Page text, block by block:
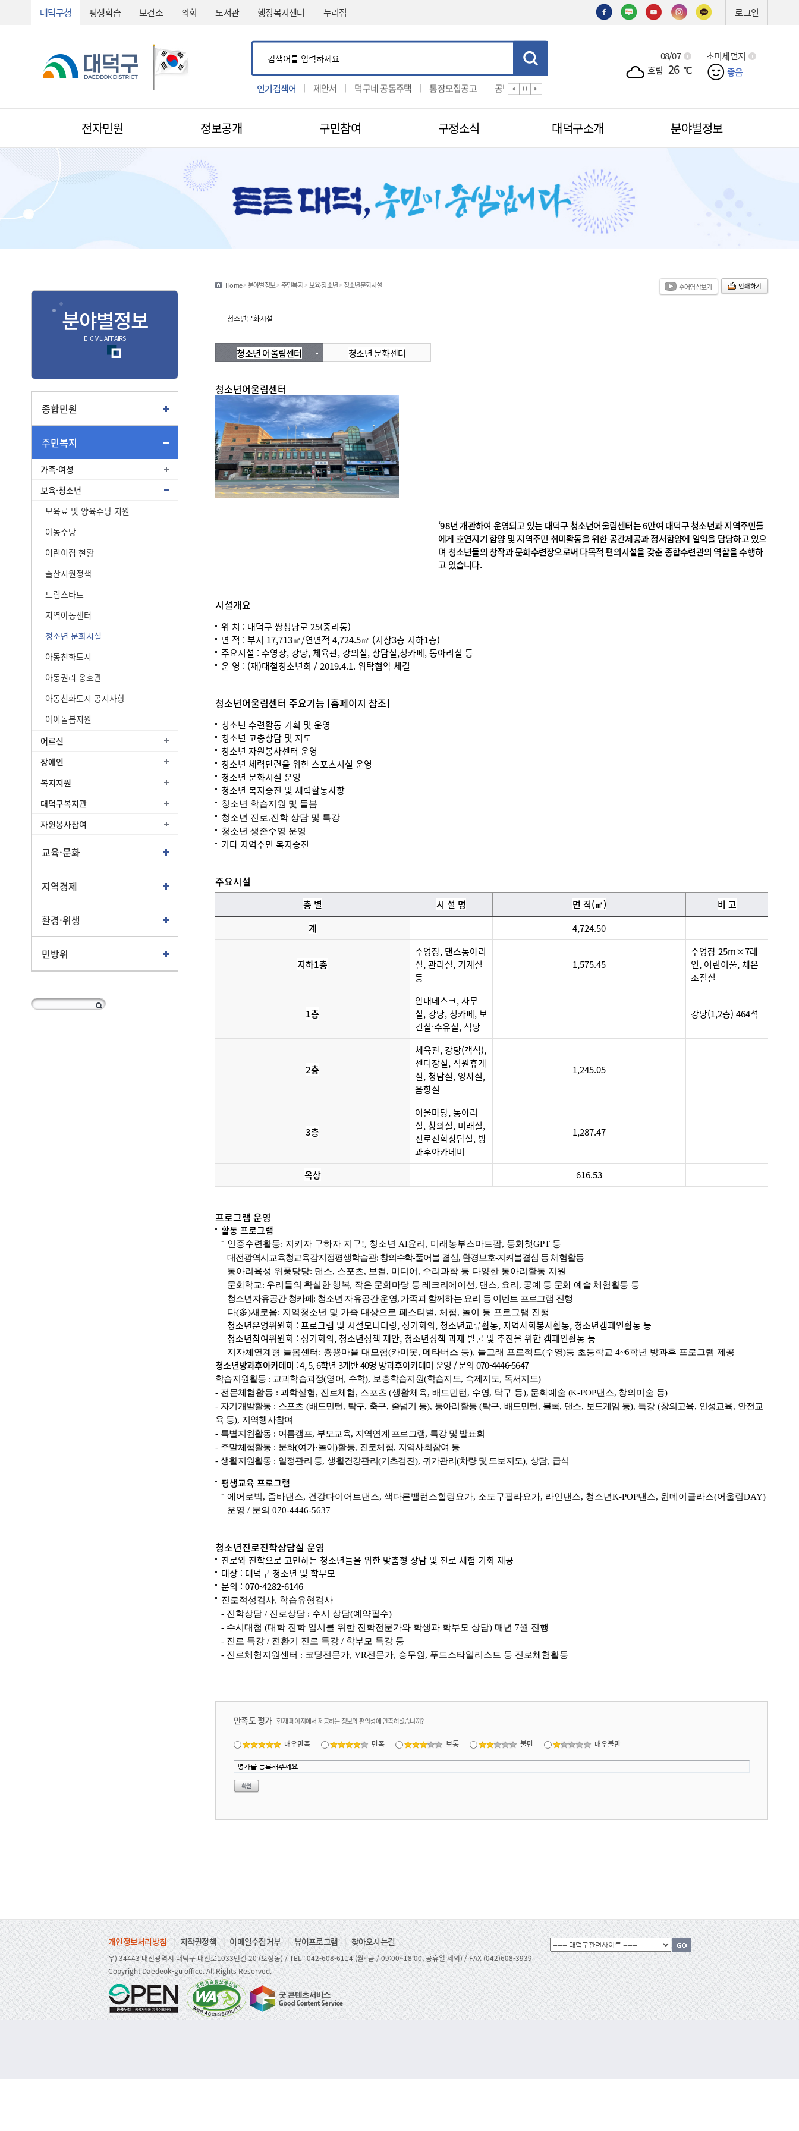
대덕구청 평생학습 보건소 의회 도서관 행정복지센터 누리집 로그인
인기검색어
예산서 입찰 제안서 덕구네 공동주택 통장모집공고 공법선정
08/07
흐림 26 ℃
초미세먼지
좋음
전자민원
전자민원
민원신청
1:1 민원신청
공직자비리신고
지방규제신고센터
민원편람/서식
온라인민원발급
안전신문고
적극행정
제도소개
법원전용 통합무인민원발급기
종합민원
종합민원안내
부동산
교통
정보공개 구민참여 구정소식 대덕구소개 분야별정보
분야별정보
E- CIVIL AFFAIRS
종합민원
주민복지
가족·여성
보육·청소년
보육료 및 양육수당 지원
아동수당
어린이집 현황
출산지원정책
드림스타트
지역아동센터
청소년 문화시설
아동친화도시
아동권리 옹호관
아동친화도시 공지사항
아이돌봄지원
어르신
장애인
복지지원
대덕구복지관
자원봉사참여
교육·문화
지역경제
환경·위생
민방위
Home>분야별정보>주민복지>보육·청소년>청소년문화시설 인쇄하기
수어영상보기
청소년문화시설
청소년 어울림센터 청소년 문화센터
청소년어울림센터
‘98년 개관하여 운영되고 있는 대덕구 청소년어울림센터는 6만여 대덕구 청소년과 지역주민들
에게 호연지기 함양 및 지역주민 취미활동을 위한 공간제공과 정서함양에 일익을 담당하고 있으
며 청소년들의 창작과 문화수련장으로써 다목적 편의시설을 갖춘 종합수련관의 역할을 수행하
고 있습니다.
시설개요
위 치 : 대덕구 쌍청당로 25(중리동)
면 적 : 부지 17,713㎡/연면적 4,724.5㎡ (지상3층 지하1층)
주요시설 : 수영장, 강당, 체육관, 강의실, 상담실,청카페, 동아리실 등
운 영 : (재)대철청소년회 / 2019.4.1. 위탁협약 체결
청소년어울림센터 주요기능 [홈페이지 참조]
청소년 수련활동 기획 및 운영
청소년 고충상담 및 지도
청소년 자원봉사센터 운영
청소년 체력단련을 위한 스포츠시설 운영
청소년 문화시설 운영
청소년 복지증진 및 체력활동사항
청소년 학습지원 및 돌봄
청소년 진로.진학 상담 및 특강
청소년 생존수영 운영
기타 지역주민 복지증진
주요시설
층 별 시 설 명 면 적(㎡)
비 고
계
4,724.50
지하1층
수영장, 댄스동아리
실, 관리실, 기계실
등
1,575.45
수영장 25m×7레
인, 어린이풀, 체온
조절실
1층
안내데스크, 사무
실, 강당, 청카페, 보
건실·수유실, 식당
강당(1,2층) 464석
2층
체육관, 강당(객석),
센터장실, 직원휴게
실, 청담실, 영사실,
음향실
1,245.05
3층
어울마당, 동아리
실, 창의실, 미래실,
진로진학상담실, 방
과후아카데미
1,287.47
옥상 616.53
프로그램 운영
활동 프로그램
인증수련활동: 지키자 구하자 지구!, 청소년 AI윤리 , 미래농부스마트팜, 동화챗GPT 등
대전광역시교육청교육감지정평생학습관: 창의수학-풀어볼 결심, 환경보호-지켜볼결심 등 체험활동
동아리육성 위풍당당: 댄스, 스포츠, 보컬, 미디어 , 수리과학 등 다양한 동아리활동 지원
문화학교: 우리들의 확실한 행복, 작은 문화마당 등 레크리에이션 , 댄스, 요리 , 공예 등 문화 예술 체험활동 등
청소년자유공간 청카페 : 청소년 자유공간 운영, 가족과 함께하는 요리 등 이벤트 프로그램 진행
다(多)새로움: 지역청소년 및 가족 대상으로 페스티벌, 체험, 놀이 등 프로그램 진행
청소년운영위원회 : 프로그램 및 시설모니터링, 정기회의, 청소년교류활동, 지역사회봉사활동, 청소년캠페인활동 등
청소년참여위원회 : 정기회의, 청소년정책 제안, 청소년정책 과제 발굴 및 추진을 위한 캠페인활동 등
지자체연계형 늘봄센터 : 뿅뿅마을 대모험(카미봇, 메타버스 등), 돌고래 프로젝트(수영)등 초등학교 4~6학년 방과후 프로그램 제공
청소년방과후아카데미 : 4, 5, 6학년 3개반 40명 방과후아카데미 운영 / 문의 070-4446-5647
학습지원활동 : 교과학습과정(영어, 수학), 보충학습지원(학습지도, 숙제지도, 독서지도)
- 전문체험활동 : 과학실험, 진로체험, 스포츠 (생활체육, 배드민턴 , 수영, 탁구 등), 문화예술 (K-POP댄스, 창의미술 등)
- 자기개발활동 : 스포츠 (배드민턴 , 탁구, 축구, 줄넘기 등), 동아리활동 (탁구, 배드민턴 , 블록, 댄스, 보드게임 등), 특강(창의교육, 인성교육, 안전교
육 등), 지역행사참여
- 특별지원활동 : 여름캠프, 부모교육, 지역연계 프로그램, 특강 및 발표회
- 주말체험활동 : 문화(여가·놀이)활동, 진로체험, 지역사회참여 등
- 생활지원활동 : 일정관리 등,생활건강관리 (기초검진 ), 귀가관리 (차량 및 도보지도), 상담, 급식
평생교육 프로그램
에어로빅, 줌바댄스, 건강다이어트댄스, 색다른밸런스힐링요가, 소도구필라요가, 라인댄스, 청소년K-POP댄스, 원데이클라스(어울림DAY)
운영 / 문의 070-4446-5637
청소년진로진학상담실 운영
진로와 진학으로 고민하는 청소년들을 위한 맞춤형 상담 및 진로 체험 기회 제공
대상 : 대덕구 청소년 및 학부모
문의 : 070-4282-6146
진로적성검사, 학습유형검사
- 진학상담 / 진로상담 : 수시 상담(예약필수)
- 수시대첩 (대학 진학 입시를 위한 진학전문가와 학생과 학부모 상담) 매년 7월 진행
- 진로 특강 / 전환기 진로 특강 / 학부모 특강 등
- 진로체험지원센터 : 코딩전문가, VR전문가, 승무원 , 푸드스타일리스트 등 진로체험활동
만족도 평가 |현재 페이지에서 제공하는 정보와 편의성에 만족하셨습니까?
매우만족 만족 보통 불만 매우불만
개인정보처리방침 | 저작권정책 | 이메일수집거부 | 뷰어프로그램 | 찾아오시는길
우) 34443 대전광역시 대덕구 대전로1033번길 20 (오정동) /TEL : 042-608-6114 (월~금 / 09:00~18:00, 공휴일 제외) / FAX (042)608-3939
Copyright Daedeok-gu office. All Rights Reserved.